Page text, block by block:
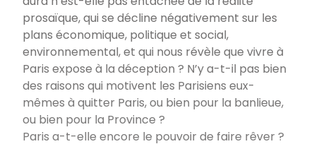
prosaïque, qui se décline négativement sur les
plans économique, politique et social,
environnemental, et qui nous révèle que vivre à
Paris expose à la déception ? N’y a-t-il pas bien
des raisons qui motivent les Parisiens eux-
mêmes à quitter Paris, ou bien pour la banlieue,
ou bien pour la Province ?
Paris a-t-elle encore le pouvoir de faire rêver ?